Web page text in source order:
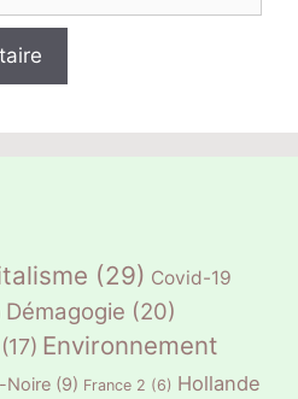
(29) Covid-19
Démagogie (20)
(17) Environnement
Noire (9) France 2 (6) Hollande